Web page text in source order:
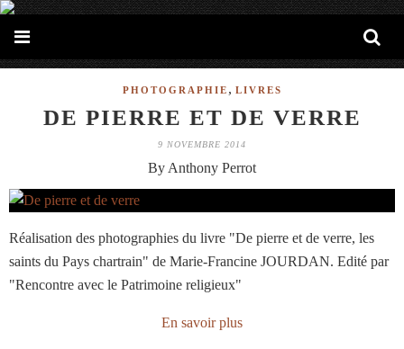
PHOTOGRAPHIE , LIVRES
DE PIERRE ET DE VERRE
9 NOVEMBRE 2014
By Anthony Perrot
Réalisation des photographies du livre "De pierre et de verre, les
saints du Pays chartrain" de Marie-Francine JOURDAN. Edité par
"Rencontre avec le Patrimoine religieux"
En savoir plus